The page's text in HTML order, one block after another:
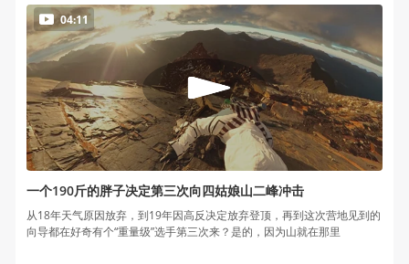
04:11
一个190斤的胖子决定第三次向四姑娘山二峰冲击
从18年天气原因放弃，到19年因高反决定放弃登顶，再到这次营地见到的
向导都在好奇有个“重量级”选手第三次来？是的，因为山就在那里